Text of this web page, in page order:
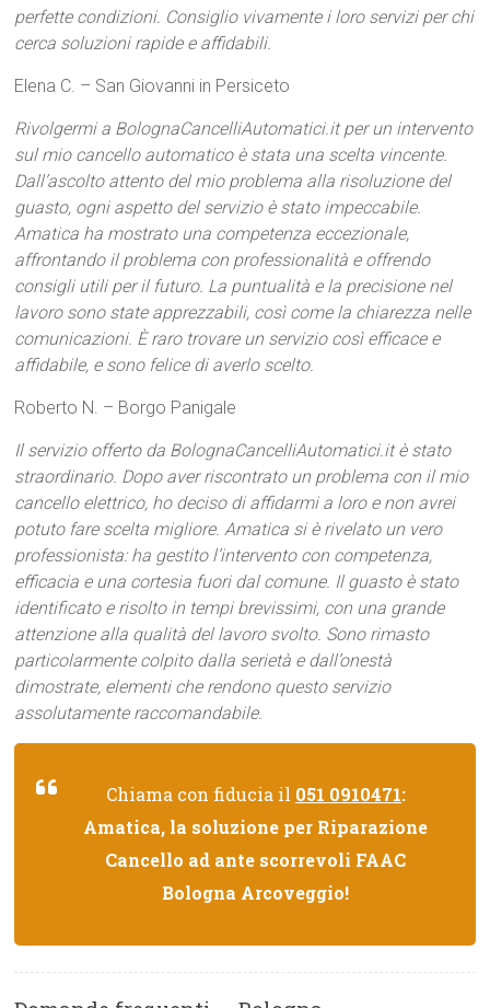
perfette condizioni. Consiglio vivamente i loro servizi per chi
cerca soluzioni rapide e affidabili.
Elena C. – San Giovanni in Persiceto
Rivolgermi a BolognaCancelliAutomatici.it per un intervento
sul mio cancello automatico è stata una scelta vincente.
Dall’ascolto attento del mio problema alla risoluzione del
guasto, ogni aspetto del servizio è stato impeccabile.
Amatica ha mostrato una competenza eccezionale,
affrontando il problema con professionalità e offrendo
consigli utili per il futuro. La puntualità e la precisione nel
lavoro sono state apprezzabili, così come la chiarezza nelle
comunicazioni. È raro trovare un servizio così efficace e
affidabile, e sono felice di averlo scelto.
Roberto N. – Borgo Panigale
Il servizio offerto da BolognaCancelliAutomatici.it è stato
straordinario. Dopo aver riscontrato un problema con il mio
cancello elettrico, ho deciso di affidarmi a loro e non avrei
potuto fare scelta migliore. Amatica si è rivelato un vero
professionista: ha gestito l’intervento con competenza,
efficacia e una cortesia fuori dal comune. Il guasto è stato
identificato e risolto in tempi brevissimi, con una grande
attenzione alla qualità del lavoro svolto. Sono rimasto
particolarmente colpito dalla serietà e dall’onestà
dimostrate, elementi che rendono questo servizio
assolutamente raccomandabile.
Chiama con fiducia il 051 0910471:
Amatica, la soluzione per Riparazione
Cancello ad ante scorrevoli FAAC
Bologna Arcoveggio!